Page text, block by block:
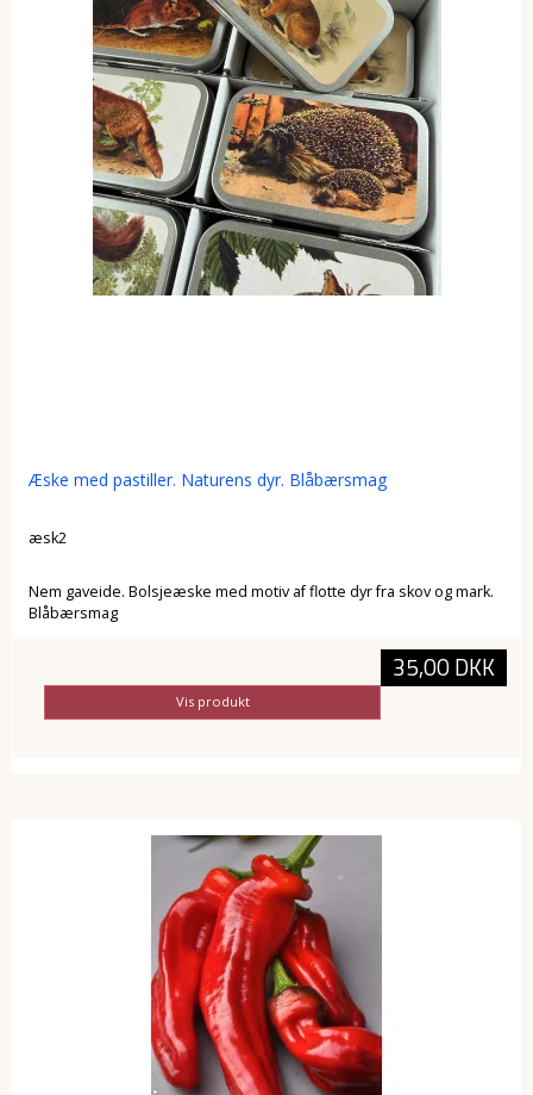
Æske med pastiller. Naturens dyr. Blåbærsmag
æsk2
Nem gaveide. Bolsjeæske med motiv af flotte dyr fra skov og mark.
Blåbærsmag
35,00 DKK
Vis produkt